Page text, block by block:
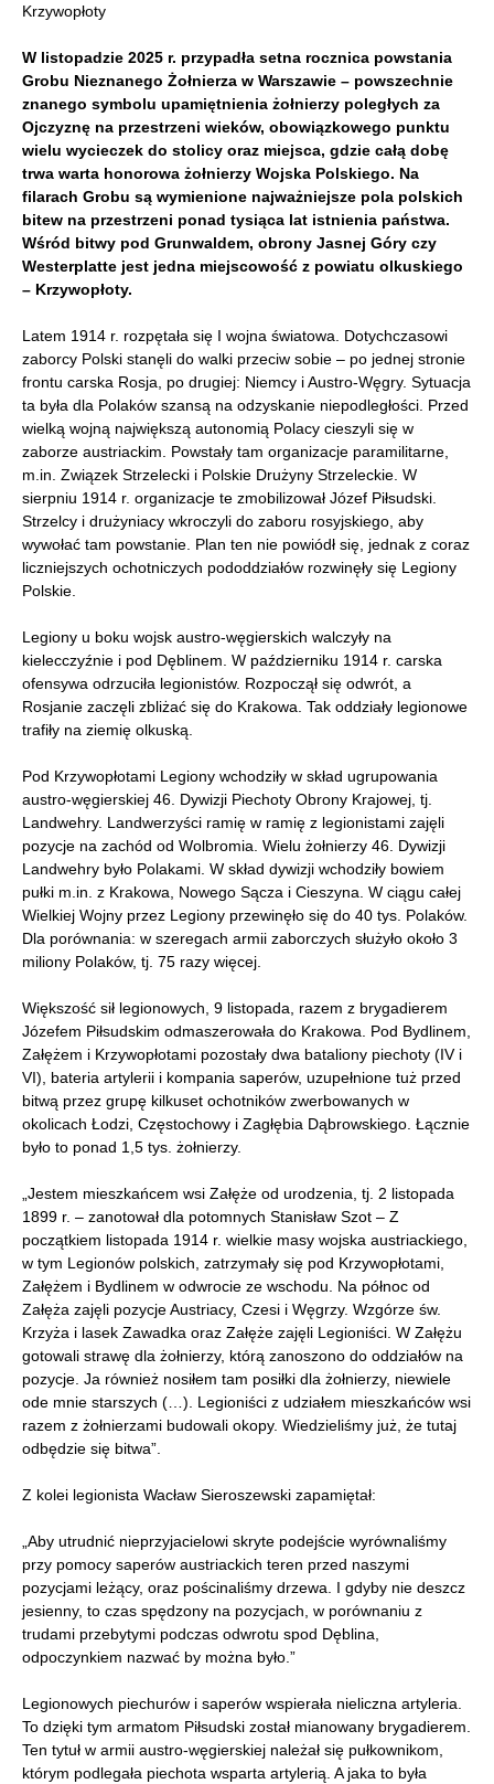
Krzywopłoty
W listopadzie 2025 r. przypadła setna rocznica powstania
Grobu Nieznanego Żołnierza w Warszawie – powszechnie
znanego symbolu upamiętnienia żołnierzy poległych za
Ojczyznę na przestrzeni wieków, obowiązkowego punktu
wielu wycieczek do stolicy oraz miejsca, gdzie całą dobę
trwa warta honorowa żołnierzy Wojska Polskiego. Na
filarach Grobu są wymienione najważniejsze pola polskich
bitew na przestrzeni ponad tysiąca lat istnienia państwa.
Wśród bitwy pod Grunwaldem, obrony Jasnej Góry czy
Westerplatte jest jedna miejscowość z powiatu olkuskiego
– Krzywopłoty.
Latem 1914 r. rozpętała się I wojna światowa. Dotychczasowi
zaborcy Polski stanęli do walki przeciw sobie – po jednej stronie
frontu carska Rosja, po drugiej: Niemcy i Austro-Węgry. Sytuacja
ta była dla Polaków szansą na odzyskanie niepodległości. Przed
wielką wojną największą autonomią Polacy cieszyli się w
zaborze austriackim. Powstały tam organizacje paramilitarne,
m.in. Związek Strzelecki i Polskie Drużyny Strzeleckie. W
sierpniu 1914 r. organizacje te zmobilizował Józef Piłsudski.
Strzelcy i drużyniacy wkroczyli do zaboru rosyjskiego, aby
wywołać tam powstanie. Plan ten nie powiódł się, jednak z coraz
liczniejszych ochotniczych pododdziałów rozwinęły się Legiony
Polskie.
Legiony u boku wojsk austro-węgierskich walczyły na
kielecczyźnie i pod Dęblinem. W październiku 1914 r. carska
ofensywa odrzuciła legionistów. Rozpoczął się odwrót, a
Rosjanie zaczęli zbliżać się do Krakowa. Tak oddziały legionowe
trafiły na ziemię olkuską.
Pod Krzywopłotami Legiony wchodziły w skład ugrupowania
austro-węgierskiej 46. Dywizji Piechoty Obrony Krajowej, tj.
Landwehry. Landwerzyści ramię w ramię z legionistami zajęli
pozycje na zachód od Wolbromia. Wielu żołnierzy 46. Dywizji
Landwehry było Polakami. W skład dywizji wchodziły bowiem
pułki m.in. z Krakowa, Nowego Sącza i Cieszyna. W ciągu całej
Wielkiej Wojny przez Legiony przewinęło się do 40 tys. Polaków.
Dla porównania: w szeregach armii zaborczych służyło około 3
miliony Polaków, tj. 75 razy więcej.
Większość sił legionowych, 9 listopada, razem z brygadierem
Józefem Piłsudskim odmaszerowała do Krakowa. Pod Bydlinem,
Załężem i Krzywopłotami pozostały dwa bataliony piechoty (IV i
VI), bateria artylerii i kompania saperów, uzupełnione tuż przed
bitwą przez grupę kilkuset ochotników zwerbowanych w
okolicach Łodzi, Częstochowy i Zagłębia Dąbrowskiego. Łącznie
było to ponad 1,5 tys. żołnierzy.
„Jestem mieszkańcem wsi Załęże od urodzenia, tj. 2 listopada
1899 r. – zanotował dla potomnych Stanisław Szot – Z
początkiem listopada 1914 r. wielkie masy wojska austriackiego,
w tym Legionów polskich, zatrzymały się pod Krzywopłotami,
Załężem i Bydlinem w odwrocie ze wschodu. Na północ od
Załęża zajęli pozycje Austriacy, Czesi i Węgrzy. Wzgórze św.
Krzyża i lasek Zawadka oraz Załęże zajęli Legioniści. W Załężu
gotowali strawę dla żołnierzy, którą zanoszono do oddziałów na
pozycje. Ja również nosiłem tam posiłki dla żołnierzy, niewiele
ode mnie starszych (…). Legioniści z udziałem mieszkańców wsi
razem z żołnierzami budowali okopy. Wiedzieliśmy już, że tutaj
odbędzie się bitwa”.
Z kolei legionista Wacław Sieroszewski zapamiętał:
„Aby utrudnić nieprzyjacielowi skryte podejście wyrównaliśmy
przy pomocy saperów austriackich teren przed naszymi
pozycjami leżący, oraz pościnaliśmy drzewa. I gdyby nie deszcz
jesienny, to czas spędzony na pozycjach, w porównaniu z
trudami przebytymi podczas odwrotu spod Dęblina,
odpoczynkiem nazwać by można było.”
Legionowych piechurów i saperów wspierała nieliczna artyleria.
To dzięki tym armatom Piłsudski został mianowany brygadierem.
Ten tytuł w armii austro-węgierskiej należał się pułkownikom,
którym podlegała piechota wsparta artylerią. A jaka to była